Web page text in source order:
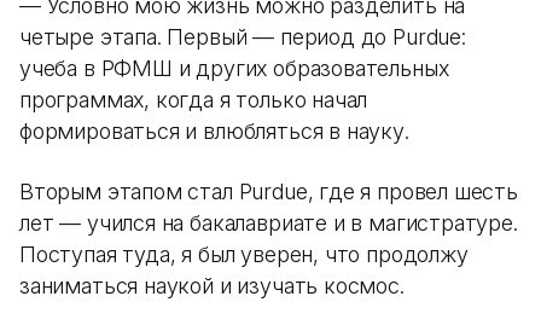
— Условно мою жизнь можно разделить на
четыре этапа. Первый — период до Purdue:
учеба в РФМШ и других образовательных
программах, когда я только начал
формироваться и влюбляться в науку.
Вторым этапом стал Purdue, где я провел шесть
лет — учился на бакалавриате и в магистратуре.
Поступая туда, я был уверен, что продолжу
заниматься наукой и изучать космос.